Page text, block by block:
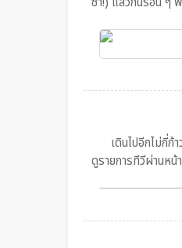
เดินไปอีกไม่กี่
ดูรายการทีวีผ่านหน้